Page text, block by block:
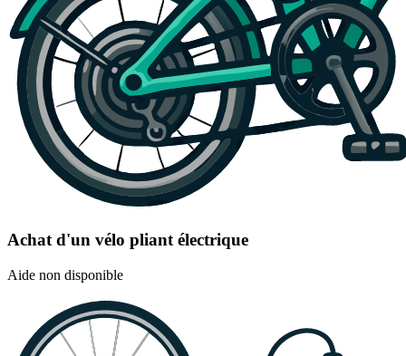
Achat d'un vélo pliant électrique
Aide non disponible